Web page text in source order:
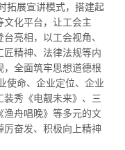
拓展宣讲模式，搭建起
文化平台，让工会主
亮相，以工会视角、
精神、法律法规等内
全面筑牢思想道德根
使命、企业定位、企业
秀《电靓未来》、三
渔舟唱晚》等多元的文
奋发、积极向上精神